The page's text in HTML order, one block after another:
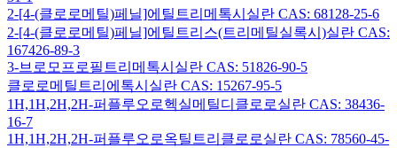
2-[4-(클로로메틸)페닐]에틸트리메톡시실란 CAS: 68128-25-6
2-[4-(클로로메틸)페닐]에틸트리스(트리메틸실록시)실란 CAS:
167426-89-3
3-브로모프로필트리메톡시실란 CAS: 51826-90-5
클로로메틸트리에톡시실란 CAS: 15267-95-5
1H,1H,2H,2H-퍼플루오로헥실메틸디클로로실란 CAS: 38436-
16-7
1H,1H,2H,2H-퍼플루오로옥틸트리클로로실란 CAS: 78560-45-